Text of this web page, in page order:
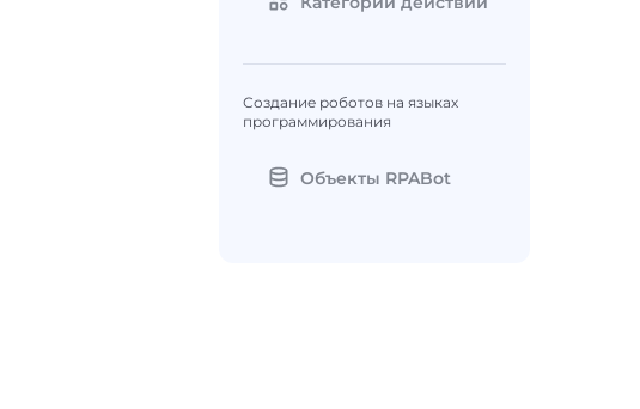
Создание роботов на языках
программирования
Объекты RPABot